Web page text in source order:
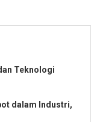
Teknologi
dalam Industri,